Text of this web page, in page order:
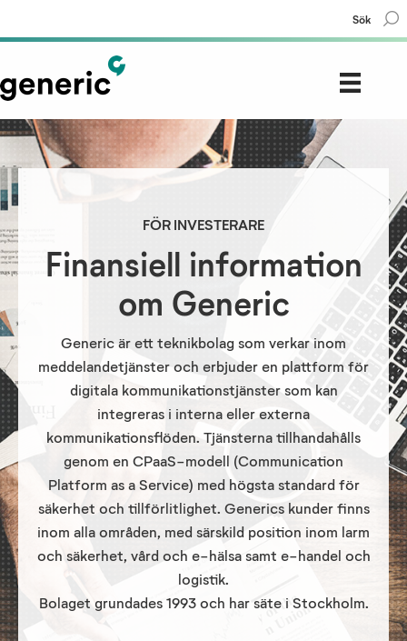
Sök
FÖR INVESTERARE
Finansiell information
om Generic
Generic är ett teknikbolag som verkar inom
meddelandetjänster och erbjuder en plattform för
digitala kommunikationstjänster som kan
integreras i interna eller externa
kommunikationsflöden. Tjänsterna tillhandahålls
genom en CPaaS-modell (Communication
Platform as a Service) med högsta standard för
säkerhet och tillförlitlighet. Generics kunder finns
inom alla områden, med särskild position inom larm
och säkerhet, vård och e-hälsa samt e-handel och
logistik.
Bolaget grundades 1993 och har säte i Stockholm.